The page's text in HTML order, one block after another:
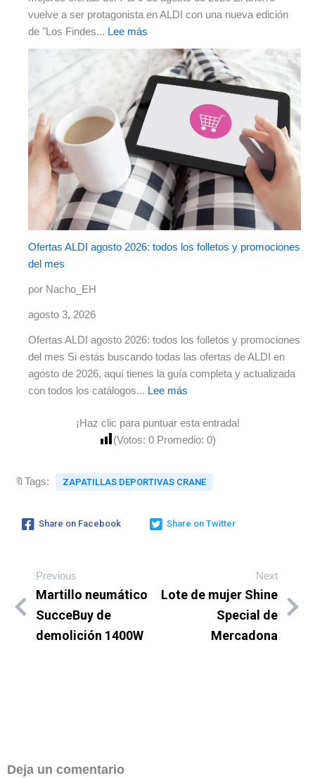
vuelve a ser protagonista en ALDI con una nueva edición
de "Los Findes... Lee más
Ofertas ALDI agosto 2026: todos los folletos y promociones
del mes
por Nacho_EH
agosto 3, 2026
Ofertas ALDI agosto 2026: todos los folletos y promociones
del mes Si estás buscando todas las ofertas de ALDI en
agosto de 2026, aquí tienes la guía completa y actualizada
con todos los catálogos... Lee más
¡Haz clic para puntuar esta entrada!
(Votos: 0 Promedio: 0)
🔖Tags: ZAPATILLAS DEPORTIVAS CRANE
Share on Facebook Share on Twitter
Previous
Martillo neumático
SucceBuy de
demolición 1400W
Next
Lote de mujer Shine
Special de
Mercadona
Deja un comentario